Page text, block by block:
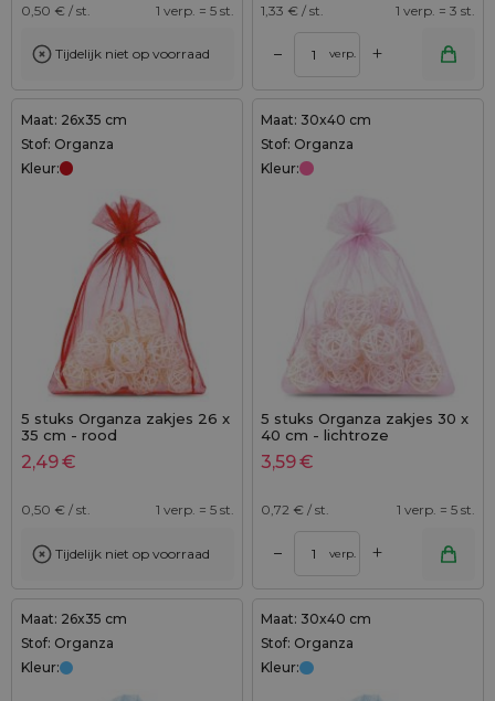
0,50 € / st. 1 verp. = 5 st.
Tijdelijk niet op voorraad
1,33 € / st. 1 verp. = 3 st.
– verp. +
Maat: 26x35 cm
Stof: Organza
Kleur:
5 stuks Organza zakjes 26 x
35 cm - rood
2,49€
0,50 € / st. 1 verp. = 5 st.
Tijdelijk niet op voorraad
Maat: 30x40 cm
Stof: Organza
Kleur:
5 stuks Organza zakjes 30 x
40 cm - lichtroze
3,59€
0,72 € / st. 1 verp. = 5 st.
– verp. +
Maat: 26x35 cm
Stof: Organza
Kleur:
Maat: 30x40 cm
Stof: Organza
Kleur: